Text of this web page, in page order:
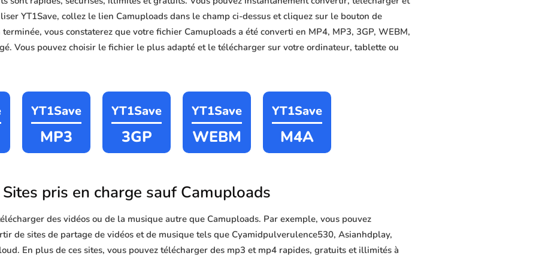
YT1Save, collez le lien Camuploads dans le champ ci-dessus et cliquez sur le bouton de
vous constaterez que votre fichier Camuploads a été converti en MP4, MP3, 3GP, WEBM,
Vous pouvez choisir le fichier le plus adapté et le télécharger sur votre ordinateur, tablette ou
YT1Save
MP3
YT1Save
3GP
YT1Save
WEBM
YT1Save
M4A
Sites pris en charge sauf Camuploads
des vidéos ou de la musique autre que Camuploads. Par exemple, vous pouvez
de sites de partage de vidéos et de musique tels que Cyamidpulverulence530, Asianhdplay,
En plus de ces sites, vous pouvez télécharger des mp3 et mp4 rapides, gratuits et illimités à